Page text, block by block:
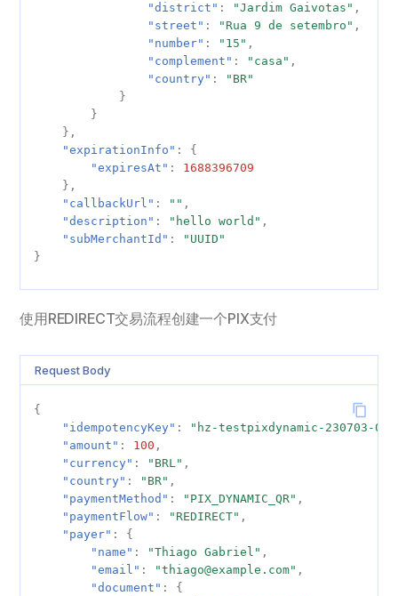
"district" : "Jardim Gaivotas" ,
"street" : "Rua 9 de setembro" ,
"number" : "15" ,
"complement" : "casa" ,
"country" :
"BR"
}
}
},
"expirationInfo" :
{
"expiresAt" :
1688396709
},
"callbackUrl" : "" ,
"description" : "hello world" ,
"subMerchantId" :
"UUID"
}
使用REDIRECT交易流程创建一个PIX支付
Request Body
{
"idempotencyKey" :
"hz-testpixdynamic-230703-
"amount" : 100 ,
"currency" : "BRL" ,
"country" : "BR" ,
"paymentMethod" : "PIX_DYNAMIC_QR" ,
"paymentFlow" : "REDIRECT" ,
"payer" :
{
"name" : "Thiago Gabriel" ,
"email" : "thiago@example.com" ,
"document" :
{